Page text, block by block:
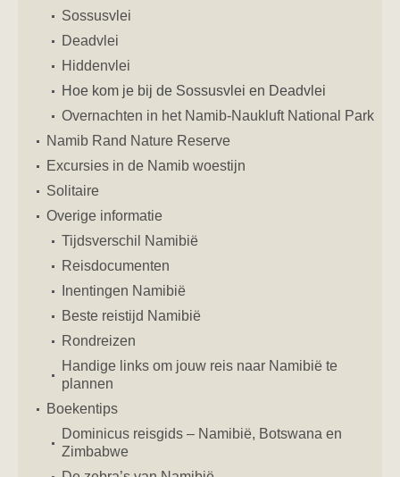
Sossusvlei
Deadvlei
Hiddenvlei
Hoe kom je bij de Sossusvlei en Deadvlei
Overnachten in het Namib-Naukluft National Park
Namib Rand Nature Reserve
Excursies in de Namib woestijn
Solitaire
Overige informatie
Tijdsverschil Namibië
Reisdocumenten
Inentingen Namibië
Beste reistijd Namibië
Rondreizen
Handige links om jouw reis naar Namibië te
plannen
Boekentips
Dominicus reisgids – Namibië, Botswana en
Zimbabwe